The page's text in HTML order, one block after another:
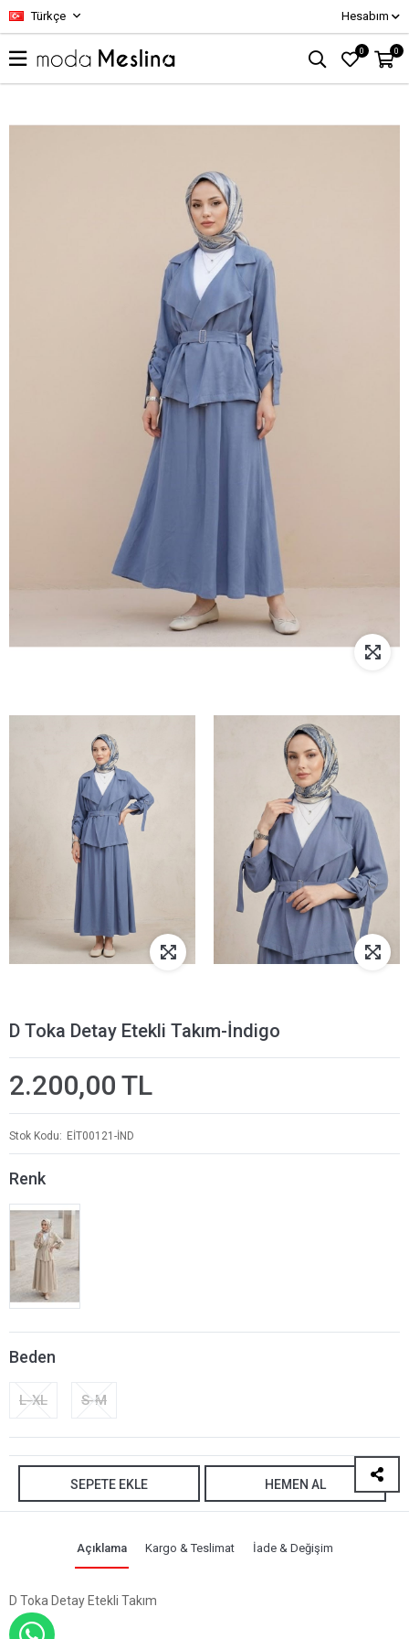
Türkçe Hesabım
0 0
D Toka Detay Etekli Takım-İndigo
2.200,00 TL
Stok Kodu EİT00121-İND
Renk
Beden
L-XL S-M
SEPETE EKLE HEMEN AL
Açıklama Kargo & Teslimat İade & Değişim
D Toka Detay Etekli Takım